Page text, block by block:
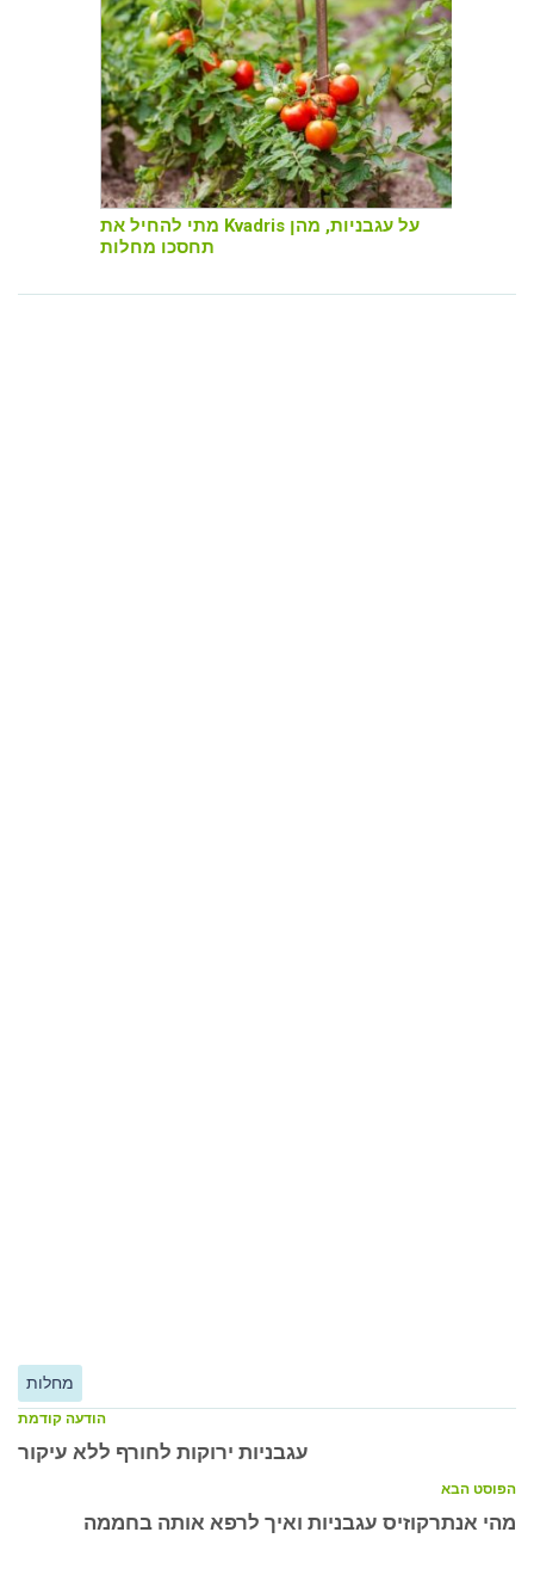
מתי להחיל את Kvadris על עגבניות, מהן
תחסכו מחלות
מחלות
הודעה קודמת
עגבניות ירוקות לחורף ללא עיקור
הפוסט הבא
מהי אנתרקוזיס עגבניות ואיך לרפא אותה בחממה